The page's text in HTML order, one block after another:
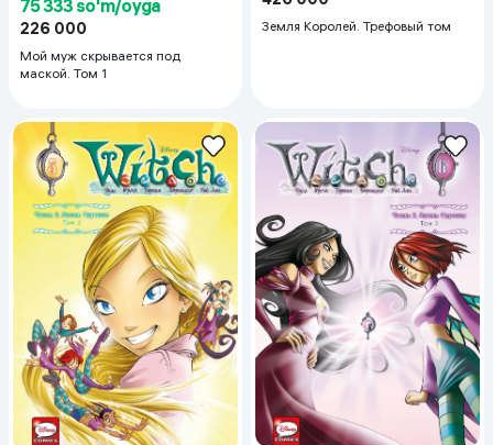
75 333 so'm/oyga
226 000
Мой муж скрывается под
маской. Том 1
Земля Королей. Трефовый том